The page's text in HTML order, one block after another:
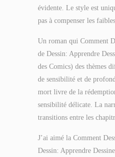
évidente. Le style est
pas à compenser les
Un roman qui Comment
de Dessin: Apprendre
des Comics) des thèmes
de sensibilité et de
mort livre de la
sensibilité délicate. La
transitions entre les
J’ai aimé la Comment
Dessin: Apprendre